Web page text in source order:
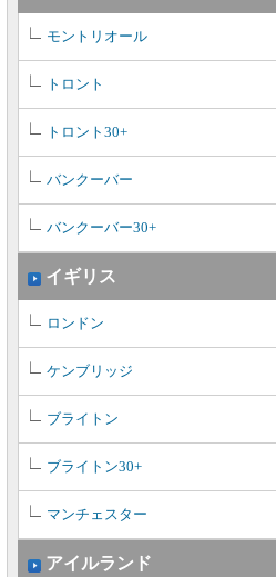
モントリオール
トロント
トロント30+
バンクーバー
バンクーバー30+
イギリス
ロンドン
ケンブリッジ
ブライトン
ブライトン30+
マンチェスター
アイルランド